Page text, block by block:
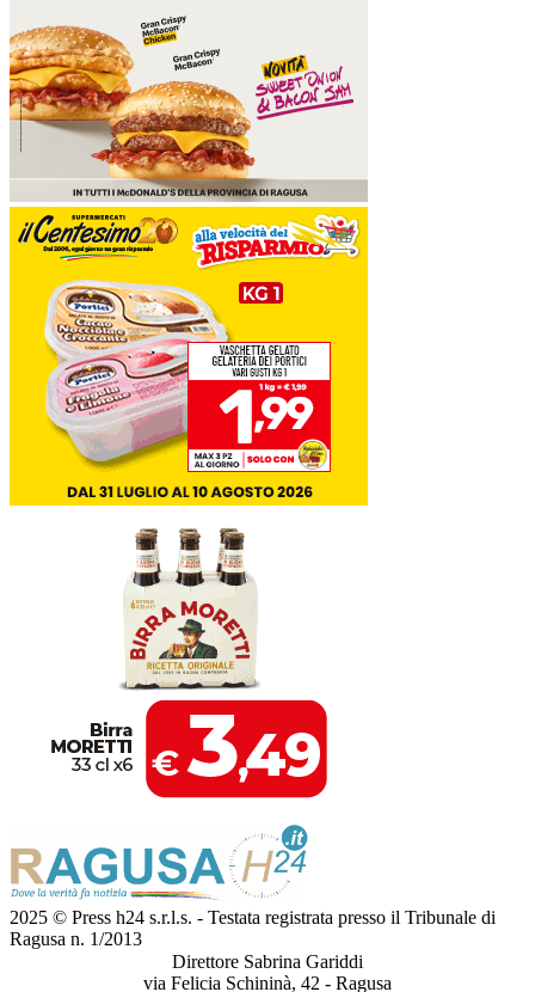
2025 © Press h24 s.r.l.s. - Testata registrata presso il Tribunale di
Ragusa n. 1/2013
Direttore Sabrina Gariddi
via Felicia Schininà, 42 - Ragusa